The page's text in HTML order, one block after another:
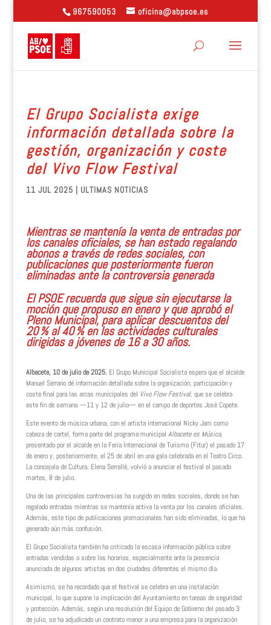
967590053 oficina@abpsoe.es
El Grupo Socialista exige
información detallada sobre la
gestión, organización y coste
del Vivo Flow Festival
11 JUL 2025 | ULTIMAS NOTICIAS
Mientras se mantenía la venta de entradas por
los canales oficiales, se han estado regalando
abonos a través de redes sociales, con
publicaciones que posteriormente fueron
eliminadas ante la controversia generada
El PSOE recuerda que sigue sin ejecutarse la
moción que propuso en enero y que aprobó el
Pleno Municipal, para aplicar descuentos del
20 % al 40 % en las actividades culturales
dirigidas a jóvenes de 16 a 30 años.
Albacete, 10 de julio de 2025.El Grupo Municipal Socialista espera que el alcalde
Manuel Serrano dé información detallada sobre la organización, participación y
coste final para las arcas municipales del Vivo Flow Festival, que se celebra
este fin de semana —11 y 12 de julio— en el campo de deportes José Copete.
Este evento de música urbana, con el artista internacional Nicky Jam como
cabeza de cartel, forma parte del programa municipal Albacete es Música,
presentado por el alcalde en la Feria Internacional de Turismo (Fitur) el pasado 17
de enero y, posteriormente, el 25 de abril en una gala celebrada en el Teatro Circo.
La concejala de Cultura, Elena Serrallé, volvió a anunciar el festival el pasado
martes, 8 de julio.
Una de las principales controversias ha surgido en redes sociales, donde se han
regalado entradas mientras se mantenía activa la venta por los canales oficiales.
Además, este tipo de publicaciones promocionales han sido eliminadas, lo que ha
generado aún más confusión.
El Grupo Socialista también ha criticado la escasa información pública sobre
entradas vendidas o sobre los horarios, especialmente ante la presencia
anunciada de algunos artistas en dos ciudades diferentes el mismo día.
Asimismo, se ha recordado que el festival se celebra en una instalación
municipal, lo que supone la implicación del Ayuntamiento en tareas de seguridad
y protección. Además, según una resolución del Equipo de Gobierno del pasado 3
de julio, se ha adjudicado un contrato menor a una empresa para la organización